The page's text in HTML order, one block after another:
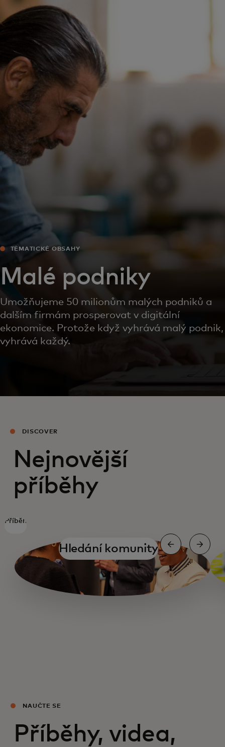
Pro vás
Pro firmy
Pro svět
Pro inovátory
Novinky a trendy
TÉMATICKÉ OBSAHY
Malé podniky
Umožňujeme 50 milionům malých podniků a
dalším firmám prosperovat v digitální
ekonomice. Protože když vyhrává malý podnik,
vyhrává každý.
DISCOVER
Nejnovější
příběhy
Příběh
Hledání komunity
NAUČTE SE
Příběhy, videa,